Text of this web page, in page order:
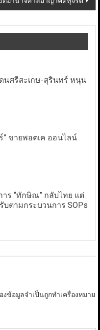
นศรีสะเกษ-สุรินทร์ หนุน
ขายพอตเค ออนไลน์
ร “ทักษิณ” กลับไทย แต่
ตามกระบวนการ SOPs
งข้อมูลจำเป็นถูกทำเครื่องหมาย